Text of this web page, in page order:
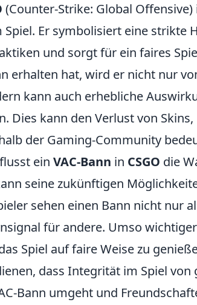
(Counter-Strike: Global
Spiel. Er symbolisiert eine strikte
und sorgt für ein faires
erhalten hat, wird er nicht nur
kann auch erhebliche
Dies kann den Verlust von
der Gaming-Community
ein VAC-Bann in CSGO die
seine zukünftigen
sehen einen Bann nicht nur
für andere. Umso
Spiel auf faire Weise zu
dass Integrität im Spiel
Bann umgeht und